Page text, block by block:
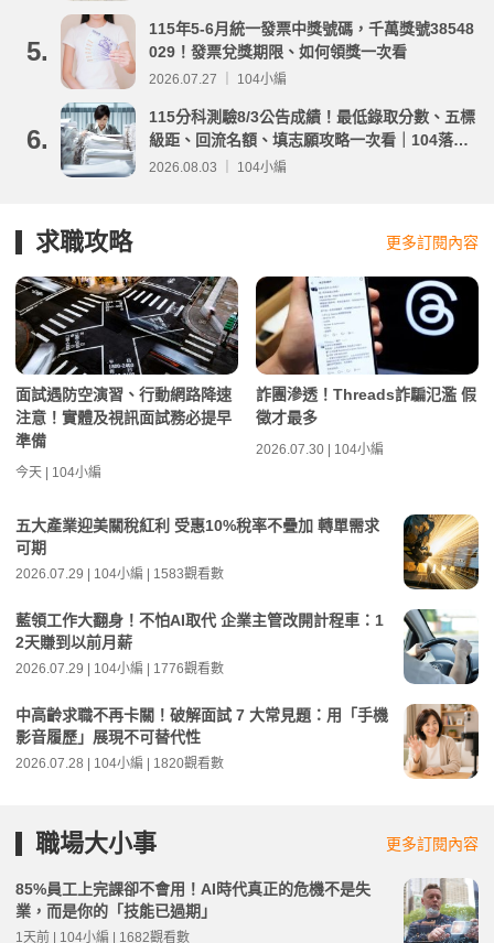
5.
115年5-6月統一發票中獎號碼，千萬獎號38548
029！發票兌獎期限、如何領獎一次看
2026.07.27 ｜ 104小編
6.
115分科測驗8/3公告成績！最低錄取分數、五標
級距、回流名額、填志願攻略一次看｜104落點
分析
2026.08.03 ｜ 104小編
求職攻略 更多訂閱內容
面試遇防空演習、行動網路降速
注意！實體及視訊面試務必提早
準備
今天 | 104小編
詐團滲透！Threads詐騙氾濫 假
徵才最多
2026.07.30 | 104小編
五大產業迎美關稅紅利 受惠10%稅率不疊加 轉單需求
可期
2026.07.29 | 104小編 | 1583觀看數
藍領工作大翻身！不怕AI取代 企業主管改開計程車：1
2天賺到以前月薪
2026.07.29 | 104小編 | 1776觀看數
中高齡求職不再卡關！破解面試 7 大常見題：用「手機
影音履歷」展現不可替代性
2026.07.28 | 104小編 | 1820觀看數
職場大小事 更多訂閱內容
85%員工上完課卻不會用！AI時代真正的危機不是失
業，而是你的「技能已過期」
1天前 | 104小編 | 1682觀看數